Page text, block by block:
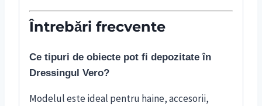
Întrebări frecvente
Ce tipuri de obiecte pot fi depozitate în
Dressingul Vero?
Modelul este ideal pentru haine, accesorii,